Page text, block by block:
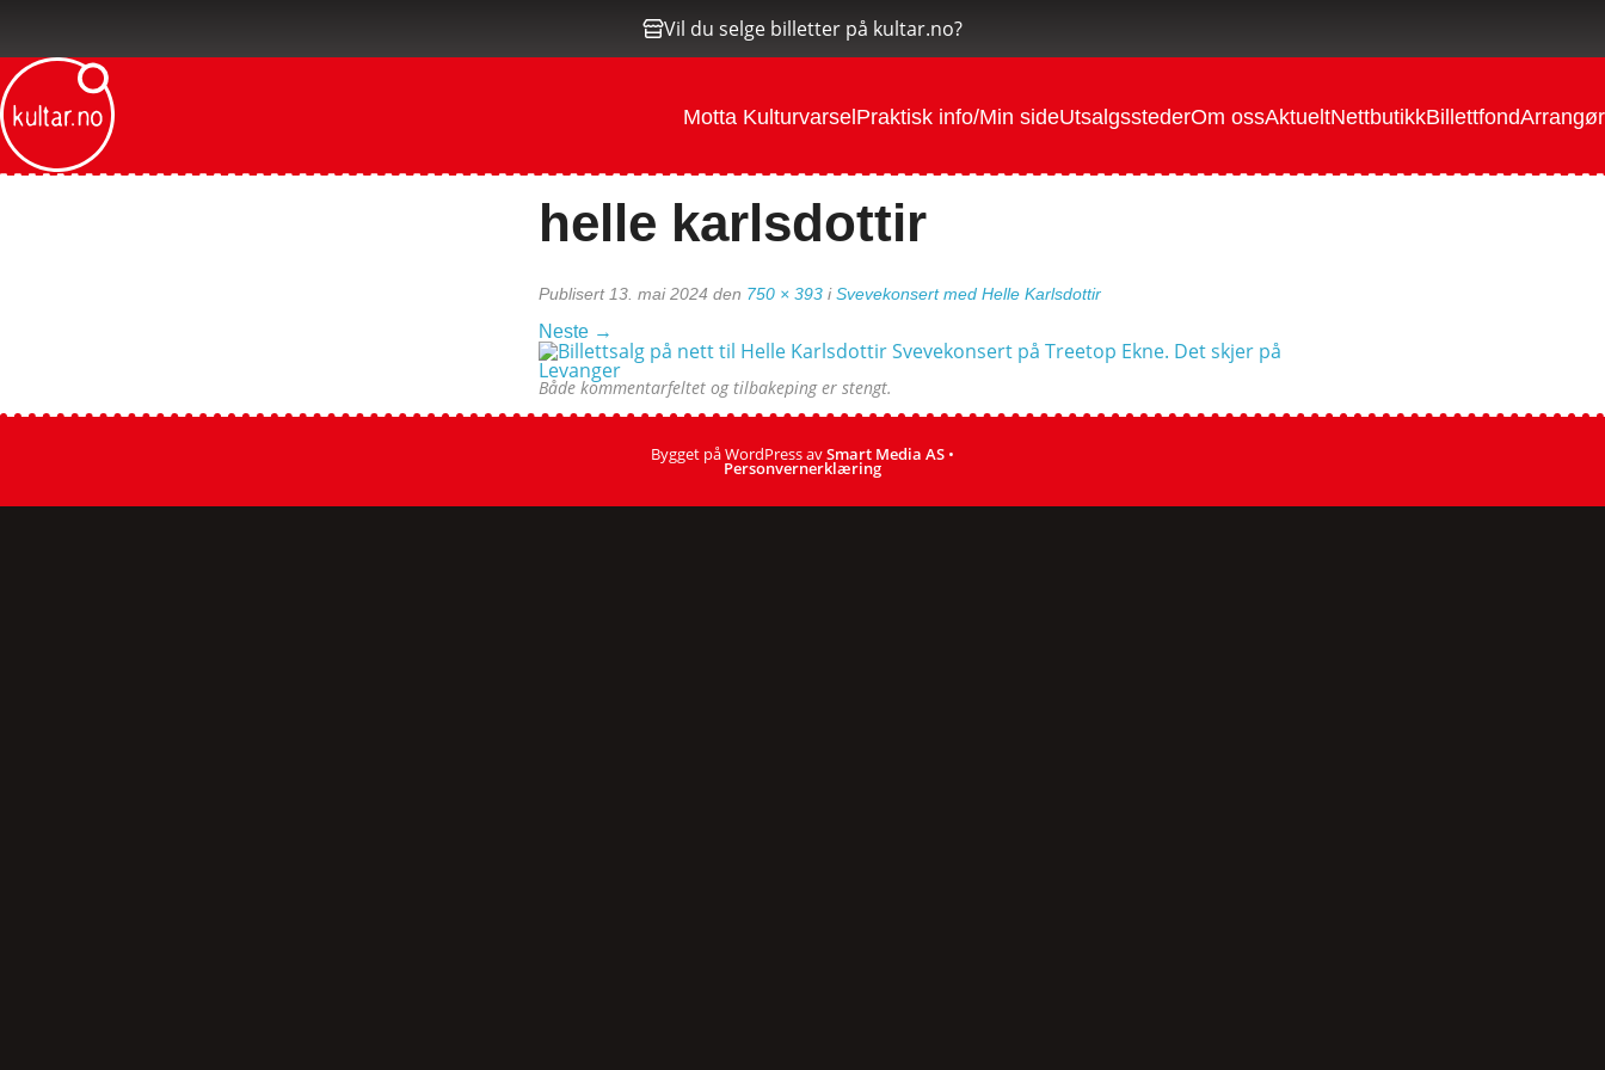
Vil du selge billetter på kultar.no?
Motta KulturvarselPraktisk info/Min sideUtsalgsstederOm ossAktueltNettbutikkBillettfondArrangør
helle karlsdottir
Publisert 13. mai 2024 den 750 × 393 iSvevekonsert med Helle Karlsdottir
Neste →
Både kommentarfeltet og tilbakeping er stengt.
Bygget på WordPress avSmart Media AS •
Personvernerklæring